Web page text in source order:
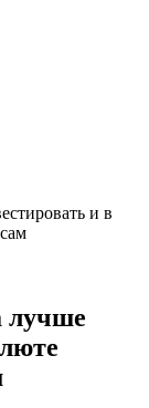
и в
лучше